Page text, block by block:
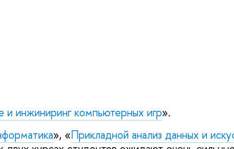
и инжиниринг компьютерных игр».
», «Прикладной анализ данных и